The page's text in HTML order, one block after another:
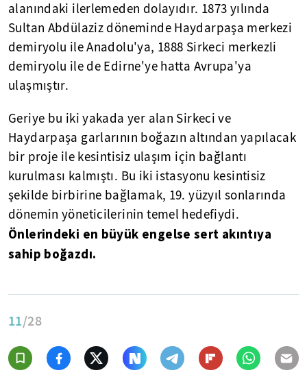
alanındaki ilerlemeden dolayıdır. 1873 yılında
Sultan Abdülaziz döneminde Haydarpaşa merkezi
demiryolu ile Anadolu'ya, 1888 Sirkeci merkezli
demiryolu ile de Edirne'ye hatta Avrupa'ya
ulaşmıştır.
Geriye bu iki yakada yer alan Sirkeci ve
Haydarpaşa garlarının boğazın altından yapılacak
bir proje ile kesintisiz ulaşım için bağlantı
kurulması kalmıştı. Bu iki istasyonu kesintisiz
şekilde birbirine bağlamak, 19. yüzyıl sonlarında
dönemin yöneticilerinin temel hedefiydi.
Önlerindeki en büyük engelse sert akıntıya
sahip boğazdı.
11/28